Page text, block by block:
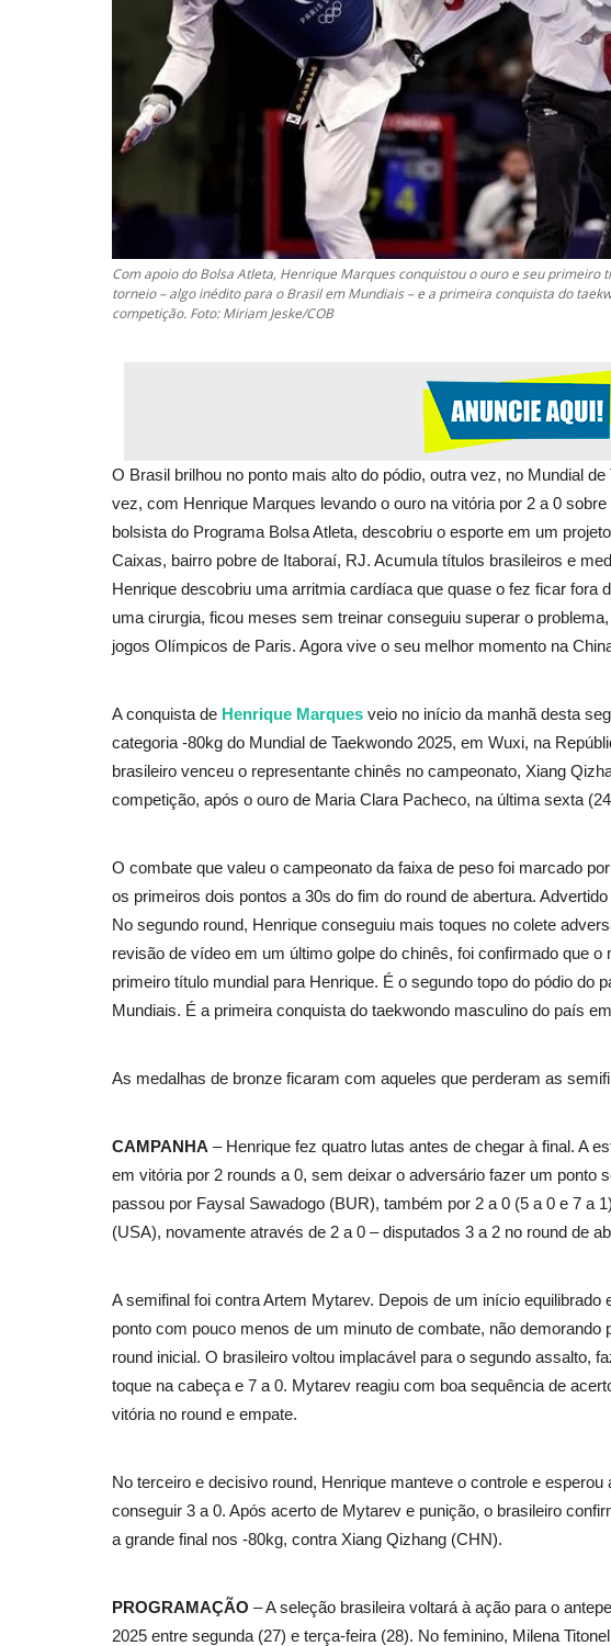
Com apoio do Bolsa Atleta, Henrique Marques conquistou o ouro e seu primeiro
torneio – algo inédito para o Brasil em Mundiais – e a primeira conquista do
competição. Foto: Miriam Jeske/COB
O Brasil brilhou no ponto mais alto do pódio, outra vez, no Mundial
vez, com Henrique Marques levando o ouro na vitória por 2 a 0
bolsista do Programa Bolsa Atleta, descobriu o esporte em um
Caixas, bairro pobre de Itaboraí, RJ. Acumula títulos brasileiros e
Henrique descobriu uma arritmia cardíaca que quase o fez ficar fora
uma cirurgia, ficou meses sem treinar conseguiu superar o
jogos Olímpicos de Paris. Agora vive o seu melhor momento na
A conquista de Henrique Marques veio no início da manhã desta
categoria -80kg do Mundial de Taekwondo 2025, em Wuxi, na
brasileiro venceu o representante chinês no campeonato, Xiang
competição, após o ouro de Maria Clara Pacheco, na última sexta
O combate que valeu o campeonato da faixa de peso foi marcado
os primeiros dois pontos a 30s do fim do round de abertura.
No segundo round, Henrique conseguiu mais toques no colete
revisão de vídeo em um último golpe do chinês, foi confirmado que
primeiro título mundial para Henrique. É o segundo topo do pódio do
Mundiais. É a primeira conquista do taekwondo masculino do país
As medalhas de bronze ficaram com aqueles que perderam as
CAMPANHA – Henrique fez quatro lutas antes de chegar à final. A
em vitória por 2 rounds a 0, sem deixar o adversário fazer um ponto
passou por Faysal Sawadogo (BUR), também por 2 a 0 (5 a 0 e 7 a
(USA), novamente através de 2 a 0 – disputados 3 a 2 no round de
A semifinal foi contra Artem Mytarev. Depois de um início
ponto com pouco menos de um minuto de combate, não demorando
round inicial. O brasileiro voltou implacável para o segundo assalto,
toque na cabeça e 7 a 0. Mytarev reagiu com boa sequência de
vitória no round e empate.
No terceiro e decisivo round, Henrique manteve o controle e
conseguir 3 a 0. Após acerto de Mytarev e punição, o brasileiro
a grande final nos -80kg, contra Xiang Qizhang (CHN).
PROGRAMAÇÃO – A seleção brasileira voltará à ação para o
2025 entre segunda (27) e terça-feira (28). No feminino, Milena